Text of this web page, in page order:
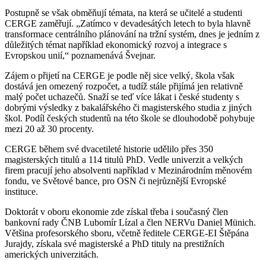
Postupně se však obměňují témata, na která se učitelé a studenti
CERGE zaměřují. „Zatímco v devadesátých letech to byla hlavně
transformace centrálního plánování na tržní systém, dnes je jedním z
důležitých témat například ekonomický rozvoj a integrace s
Evropskou unií,“ poznamenává Švejnar.
Zájem o přijetí na CERGE je podle něj sice velký, škola však
dostává jen omezený rozpočet, a tudíž stále přijímá jen relativně
malý počet uchazečů. Snaží se teď více lákat i české studenty s
dobrými výsledky z bakalářského či magisterského studia z jiných
škol. Podíl českých studentů na této škole se dlouhodobě pohybuje
mezi 20 až 30 procenty.
CERGE během své dvacetileté historie udělilo přes 350
magisterských titulů a 114 titulů PhD. Vedle univerzit a velkých
firem pracují jeho absolventi například v Mezinárodním měnovém
fondu, ve Světové bance, pro OSN či nejrůznější Evropské
instituce.
Doktorát v oboru ekonomie zde získal třeba i současný člen
bankovní rady ČNB Lubomír Lízal a člen NERVu Daniel Münich.
Většina profesorského sboru, včetně ředitele CERGE-EI Štěpána
Jurajdy, získala své magisterské a PhD tituly na prestižních
amerických univerzitách.